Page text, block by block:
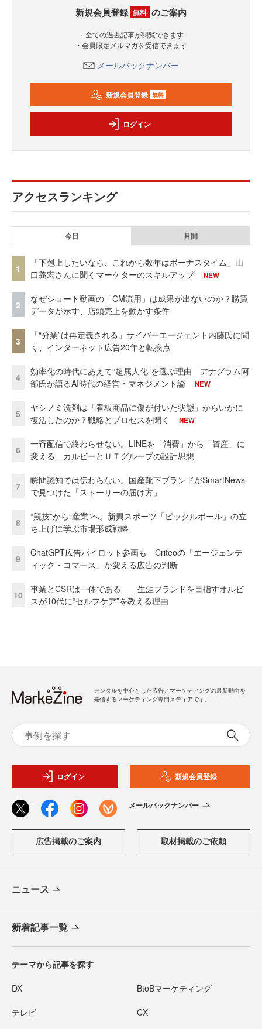
新規会員登録 無料 のご案内
・全ての過去記事が閲覧できます
・会員限定メルマガを受信できます
メールバックナンバー
新規会員登録 無料
ログイン
アクセスランキング
今日 月間
1
「下剋上したいなら、これから数年はボーナスタイム」山
口義宏さんに聞くマーケターのスキルアップ
NEW
2
なぜショート動画の「CM流用」は成果が出ないのか？購買
データが示す、店頭売上を動かす条件
3
「“分業”は再定義される」サイバーエージェント内藤氏に聞
く、インターネット広告20年と転換点
4
効率化の時代にあえて“超属人化”を選ぶ理由 アナグラム阿
部氏が語るAI時代の経営・マネジメント論
NEW
5
ヤシノミ洗剤は「看板商品に傷が付いた状態」からいかに
復活したのか？戦略とプロセスを聞く
NEW
6
一斉配信で終わらせない。LINEを「消費」から「資産」に
変える、カルビーとＵＴグループの設計思想
7
瞬間認知では伝わらない。国産靴下ブランドがSmartNews
で見つけた「ストーリーの届け方」
8
“競技”から“産業”へ。新興スポーツ「ピックルボール」の立
ち上げに学ぶ市場形成戦略
9
ChatGPT広告パイロット参画も Criteoの「エージェンテ
ィック・コマース」が変える広告の判断
10
事業とCSRは一体である――生涯ブランドを目指すオルビ
スが10代に“セルフケア”を教える理由
デジタルを中心とした広告／マーケティングの最新動向を
発信するマーケティング専門メディアです。
ログイン 新規会員登録
メールバックナンバー
広告掲載のご案内 取材掲載のご依頼
ニュース
新着記事一覧
テーマから記事を探す
DX BtoBマーケティング
テレビ CX